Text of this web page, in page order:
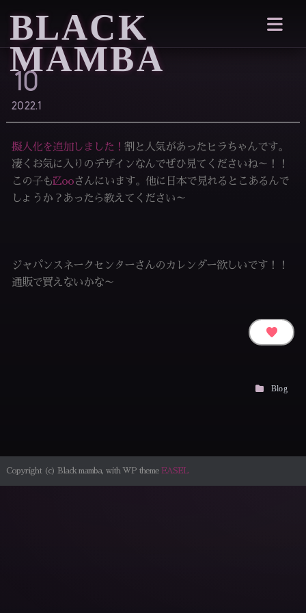
BLACK
MAMBA
10
2022.1
擬人化を追加しました！ 割と人気があったヒラちゃんです。
凄くお気に入りのデザインなんでぜひ見てくださいね～！！
この子もiZooさんにいます。他に日本で見れるとこあるんで
しょうか？あったら教えてください～
ジャパンスネークセンターさんのカレンダー欲しいです！！
通販で買えないかな～
favorite
Blog
Copyright (c) Black mamba, with WP theme EASEL